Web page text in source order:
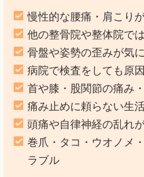
慢性的な腰痛・肩こり
他の整骨院や整体院で
骨盤や姿勢の歪みが気
病院で検査をしても原
首や膝・股関節の痛み
痛み止めに頼らない生
頭痛や自律神経の乱れ
巻爪・タコ・ウオノメ
ラブル